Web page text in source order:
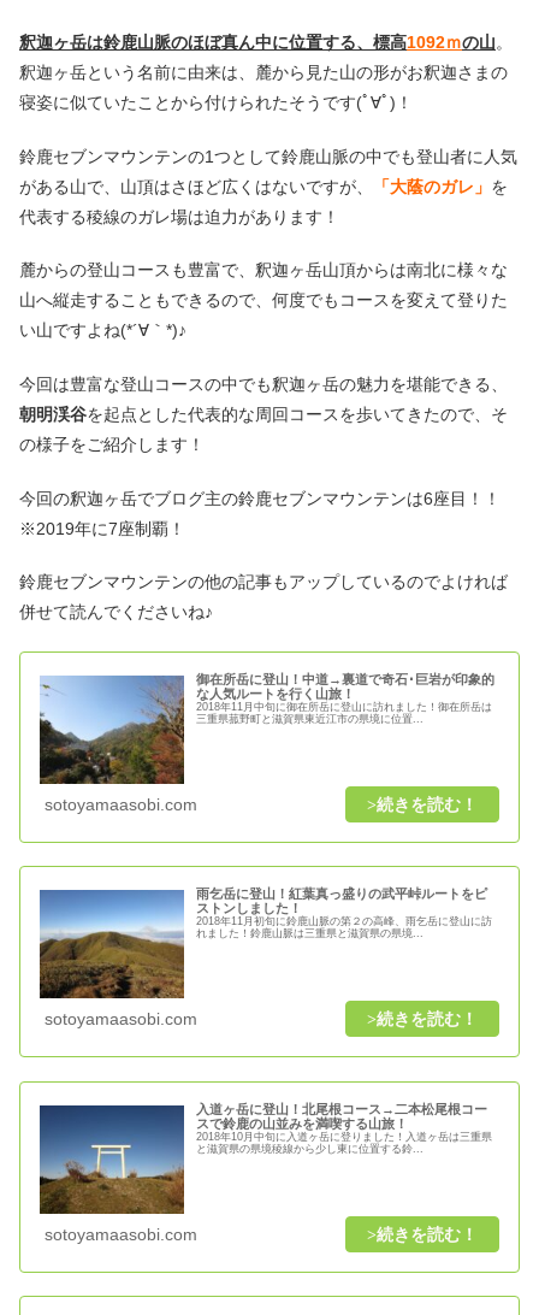
釈迦ヶ岳は鈴鹿山脈のほぼ真ん中に位置する、標高1092ｍの山。
釈迦ヶ岳という名前に由来は、麓から見た山の形がお釈迦さまの
寝姿に似ていたことから付けられたそうです(ﾟ∀ﾟ)！
鈴鹿セブンマウンテンの1つとして鈴鹿山脈の中でも登山者に人気
がある山で、山頂はさほど広くはないですが、
「大蔭のガレ」 を
代表する稜線のガレ場は迫力があります！
麓からの登山コースも豊富で、釈迦ヶ岳山頂からは南北に様々な
山へ縦走することもできるので、何度でもコースを変えて登りた
い山ですよね(*´∀｀*)♪
今回は豊富な登山コースの中でも釈迦ヶ岳の魅力を堪能できる、
朝明渓谷を起点とした代表的な周回コースを歩いてきたので、そ
の様子をご紹介します！
今回の釈迦ヶ岳でブログ主の鈴鹿セブンマウンテンは6座目！！
※2019年に7座制覇！
鈴鹿セブンマウンテンの他の記事もアップしているのでよければ
併せて読んでくださいね♪
御在所岳に登山！中道→裏道で奇石･巨岩が印象的
な人気ルートを行く山旅！
2018年11月中旬に御在所岳に登山に訪れました！御在所岳は
三重県菰野町と滋賀県東近江市の県境に位置...
sotoyamaasobi.com
雨乞岳に登山！紅葉真っ盛りの武平峠ルートをピ
ストンしました！
2018年11月初旬に鈴鹿山脈の第２の高峰、雨乞岳に登山に訪
れました！鈴鹿山脈は三重県と滋賀県の県境...
sotoyamaasobi.com
入道ヶ岳に登山！北尾根コース→二本松尾根コー
スで鈴鹿の山並みを満喫する山旅！
2018年10月中旬に入道ヶ岳に登りました！入道ヶ岳は三重県
と滋賀県の県境稜線から少し東に位置する鈴...
sotoyamaasobi.com